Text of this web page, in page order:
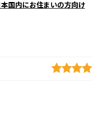
本国内にお住まいの方向け